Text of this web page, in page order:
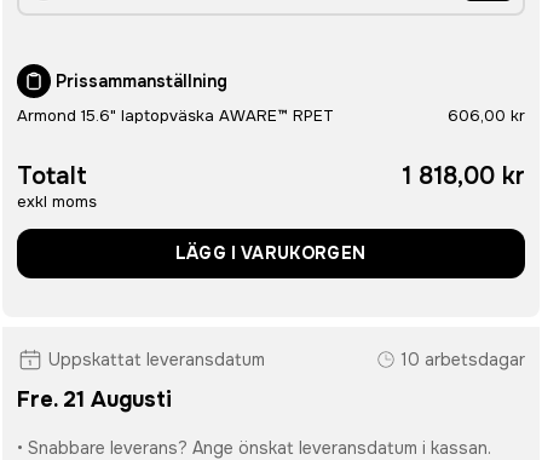
Prissammanställning
Armond 15.6" laptopväska AWARE™ RPET 606,00 kr
Totalt
exkl moms
1 818,00 kr
LÄGG I VARUKORGEN
Uppskattat leveransdatum 10 arbetsdagar
Fre. 21 Augusti
• Snabbare leverans? Ange önskat leveransdatum i kassan.